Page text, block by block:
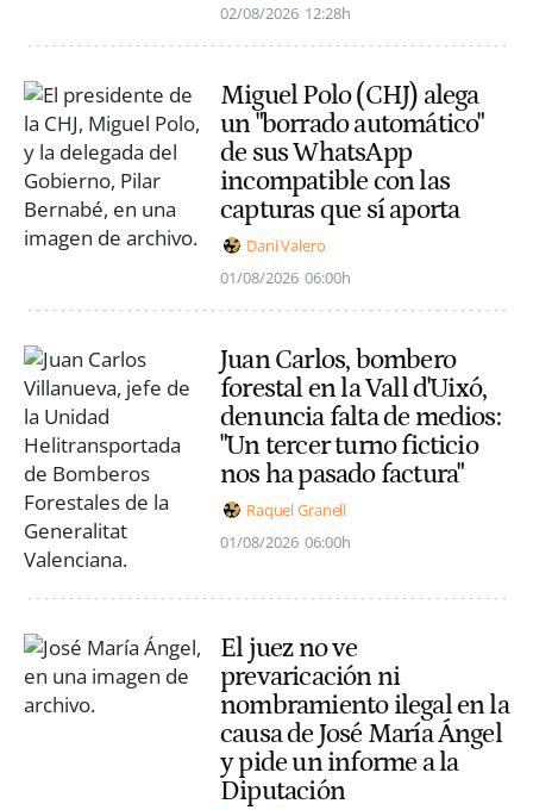
02/08/2026 12:28h
Miguel Polo (CHJ) alega
un "borrado automático"
de sus WhatsApp
incompatible con las
capturas que sí aporta
Dani Valero
01/08/2026 06:00h
Juan Carlos, bombero
forestal en la Vall d'Uixó,
denuncia falta de medios:
"Un tercer turno ficticio
nos ha pasado factura"
Raquel Granell
01/08/2026 06:00h
El juez no ve
prevaricación ni
nombramiento ilegal en la
causa de José María Ángel
y pide un informe a la
Diputación